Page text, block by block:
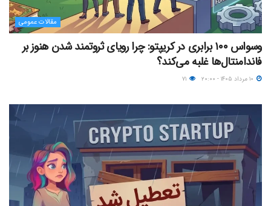
مقالات عمومی
وسواس ۱۰۰ برابری در کریپتو: چرا رویای ثروتمند شدن هنوز بر
فاندامنتال‌ها غلبه می‌کند؟